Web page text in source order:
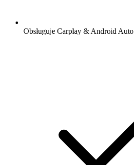
Obsługuje Carplay & Android Auto